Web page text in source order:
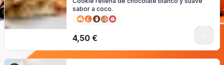
sabor a coco.
4,50 €